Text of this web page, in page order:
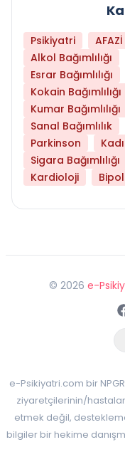
Psikiyatri AFAZİ
Alkol Bağımlılığı
Esrar Bağımlılığı
Kokain Bağımlılığı
Kumar Bağımlılığı
Sanal Bağımlılık
Parkinson
Sigara Bağımlılığı
Kardioloji
© 2026 e-
e-Psikiyatri.com bir
ziyaretçilerinin/
etmek değil,
bilgiler bir hekime